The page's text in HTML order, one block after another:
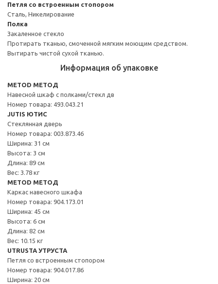
Петля со встроенным стопором
Сталь, Никелирование
Полка
Закаленное стекло
Протирать тканью, смоченной мягким моющим средством.
Вытирать чистой сухой тканью.
Информация об упаковке
METOD МЕТОД
Навесной шкаф с полками/стекл дв
Номер товара: 493.043.21
JUTIS ЮТИС
Стеклянная дверь
Номер товара: 003.873.46
Ширина: 31 см
Высота: 3 см
Длина: 89 см
Вес: 3.78 кг
METOD МЕТОД
Каркас навесного шкафа
Номер товара: 904.173.01
Ширина: 45 см
Высота: 6 см
Длина: 82 см
Вес: 10.15 кг
UTRUSTA УТРУСТА
Петля со встроенным стопором
Номер товара: 904.017.86
Ширина: 20 см